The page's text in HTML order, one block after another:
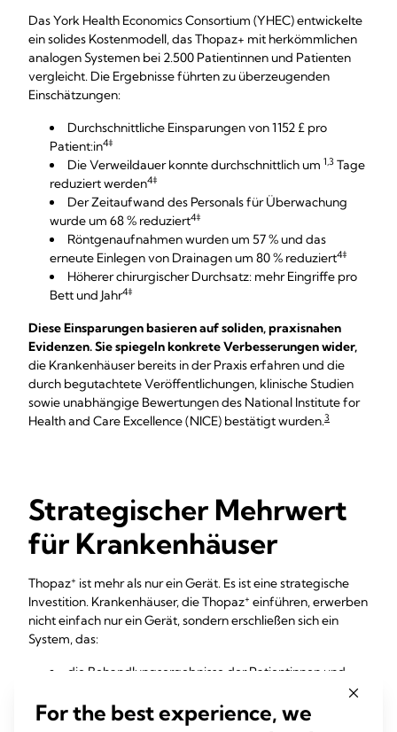
Das York Health Economics Consortium (YHEC) entwickelte
ein solides Kostenmodell, das Thopaz+ mit herkömmlichen
analogen Systemen bei 2.500 Patientinnen und Patienten
vergleicht. Die Ergebnisse führten zu überzeugenden
Einschätzungen:
Durchschnittliche Einsparungen von 1152 £ pro
Patient:in4‡
Die Verweildauer konnte durchschnittlich um 1,3 Tage
reduziert werden4‡
Der Zeitaufwand des Personals für Überwachung
wurde um 68 % reduziert4‡
Röntgenaufnahmen wurden um 57 % und das
erneute Einlegen von Drainagen um 80 % reduziert4‡
Höherer chirurgischer Durchsatz: mehr Eingriffe pro
Bett und Jahr4‡
Diese Einsparungen basieren auf soliden, praxisnahen
Evidenzen. Sie spiegeln konkrete Verbesserungen wider,
die Krankenhäuser bereits in der Praxis erfahren und die
durch begutachtete Veröffentlichungen, klinische Studien
sowie unabhängige Bewertungen des National Institute for
Health and Care Excellence (NICE) bestätigt wurden.3
Strategischer Mehrwert
für Krankenhäuser
Thopaz+ ist mehr als nur ein Gerät. Es ist eine strategische
Investition. Krankenhäuser, die Thopaz+ einführen, erwerben
nicht einfach nur ein Gerät, sondern erschließen sich ein
System, das:
die Behandlungsergebnisse der Patientinnen und
Komplikationen und Revisionen reduziert.
die Ressourcennutzung optimiert. 5,6,7
For the best experience, we